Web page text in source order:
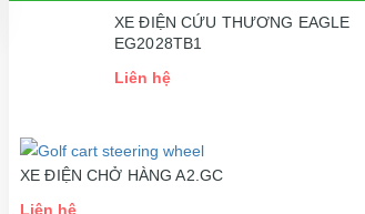
XE ĐIỆN CỨU THƯƠNG EAGLE
EG2028TB1
XE ĐIỆN CHỞ HÀNG A2.GC